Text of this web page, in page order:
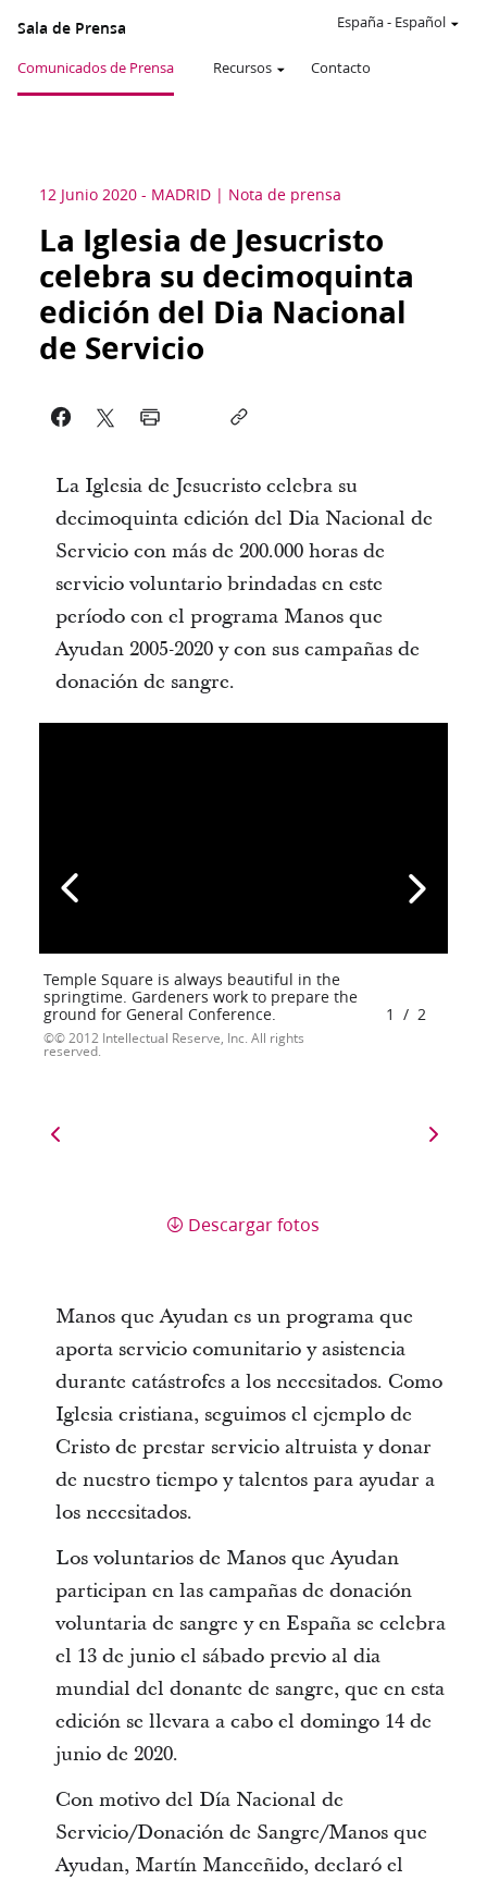
Sala de Prensa
Comunicados de Prensa Recursos Contacto
España- Español
12 Junio 2020 - MADRID Nota de prensa
La Iglesia de Jesucristo
celebra su decimoquinta
edición del Dia Nacional
de Servicio
La Iglesia de Jesucristo celebra su
decimoquinta edición del Dia Nacional de
Servicio con más de 200.000 horas de
servicio voluntario brindadas en este
período con el programa Manos que
Ayudan 2005-2020 y con sus campañas de
donación de sangre.
Temple Square is always beautiful in the
springtime. Gardeners work to prepare the
ground for General Conference.
© 2012 Intellectual Reserve, Inc. All rights
reserved.
1 / 2
Descargar fotos
Manos que Ayudan es un programa que
aporta servicio comunitario y asistencia
durante catástrofes a los necesitados. Como
Iglesia cristiana, seguimos el ejemplo de
Cristo de prestar servicio altruista y donar
de nuestro tiempo y talentos para ayudar a
los necesitados.
Los voluntarios de Manos que Ayudan
participan en las campañas de donación
voluntaria de sangre y en España se celebra
el 13 de junio el sábado previo al dia
mundial del donante de sangre, que en esta
edición se llevara a cabo el domingo 14 de
junio de 2020.
Con motivo del Día Nacional de
Servicio/Donación de Sangre/Manos que
Ayudan, Martín Manceñido, declaró el